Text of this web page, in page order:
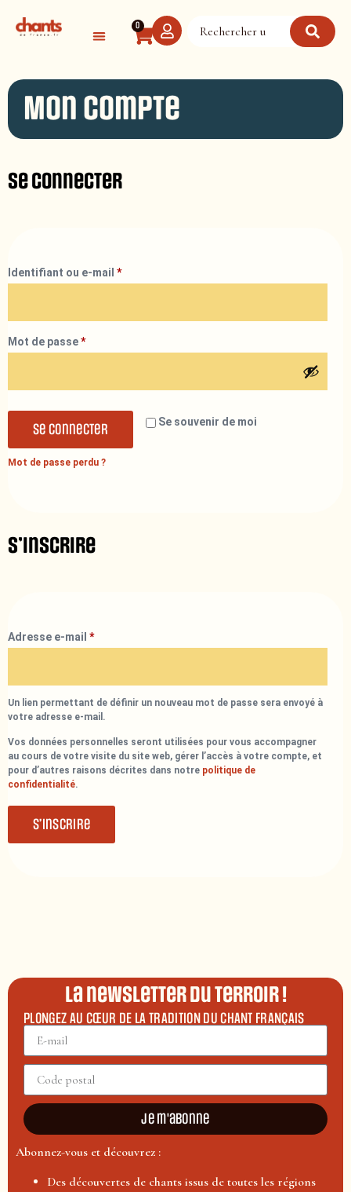
0
Mon compte
Se connecter
Identifiant ou e-mail *
Mot de passe*
Se souvenir de moi
Se connecter
Mot de passe perdu ?
S’inscrire
Adresse e-mail *
Un lien permettant de définir un nouveau mot de passe sera envoyé à
votre adresse e-mail.
Vos données personnelles seront utilisées pour vous accompagner
au cours de votre visite du site web, gérer l’accès à votre compte, et
pour d’autres raisons décrites dans notre politique de
confidentialité.
S’inscrire
La newsletter du terroir !
PLONGEZ AU CŒUR DE LA TRADITION DU CHANT FRANÇAIS
Je m'abonne
Abonnez-vous et découvrez :
Des découvertes de chants issus de toutes les régions